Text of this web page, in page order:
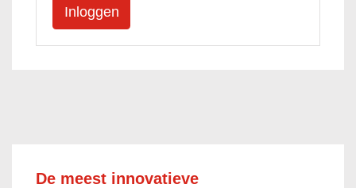
De meest innovatieve